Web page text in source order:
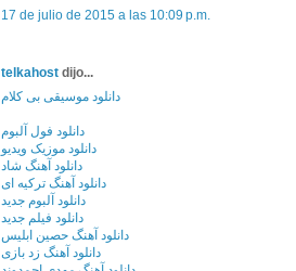
17 de julio de 2015 a las 10:09 p.m.
telkahost dijo...
دانلود موسیقی بی کلام
دانلود فول آلبوم
دانلود موزیک ویدیو
دانلود آهنگ شاد
دانلود آهنگ ترکیه ای
دانلود آلبوم جدید
دانلود فیلم جدید
دانلود آهنگ حصین ابلیس
دانلود آهنگ زد بازی